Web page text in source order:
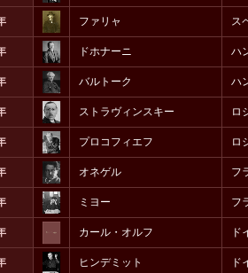
ファリャ ス
ドホナーニ ハ
バルトーク ハ
ストラヴィンスキー ロ
プロコフィエフ ロ
オネゲル フ
ミヨー フ
カール・オルフ ド
ヒンデミット ド